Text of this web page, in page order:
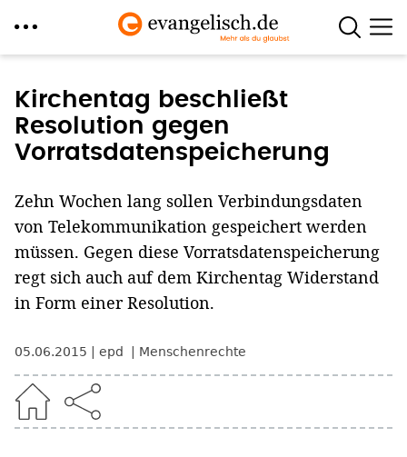
zum
Inhalt
Kirchentag beschließt
Resolution gegen
Vorratsdatenspeicherung
Zehn Wochen lang sollen Verbindungsdaten
von Telekommunikation gespeichert werden
müssen. Gegen diese Vorratsdatenspeicherung
regt sich auch auf dem Kirchentag Widerstand
in Form einer Resolution.
05.06.2015 epd Menschenrechte